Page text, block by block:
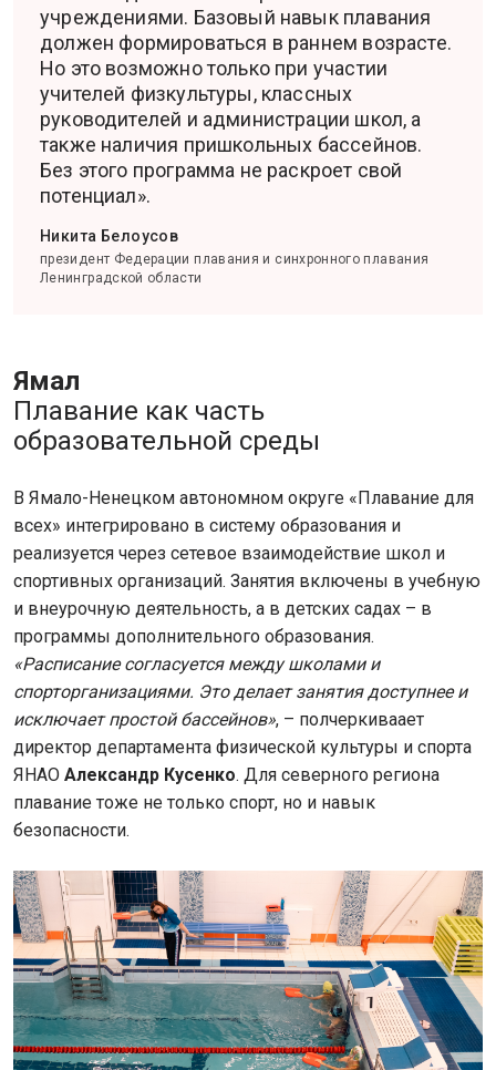
учреждениями. Базовый навык плавания
должен формироваться в раннем возрасте.
Но это возможно только при участии
учителей физкультуры, классных
руководителей и администрации школ, а
также наличия пришкольных бассейнов.
Без этого программа не раскроет свой
потенциал».
Никита Белоусов
президент Федерации плавания и синхронного плавания
Ленинградской области
Ямал
Плавание как часть
образовательной среды
В Ямало-Ненецком автономном округе «Плавание для
всех» интегрировано в систему образования и
реализуется через сетевое взаимодействие школ и
спортивных организаций. Занятия включены в учебную
и внеурочную деятельность, а в детских садах – в
программы дополнительного образования.
«Расписание согласуется между школами и
спорторганизациями. Это делает занятия доступнее и
исключает простой бассейнов», – полчеркиваает
директор департамента физической культуры и спорта
ЯНАО Александр Кусенко. Для северного региона
плавание тоже не только спорт, но и навык
безопасности.